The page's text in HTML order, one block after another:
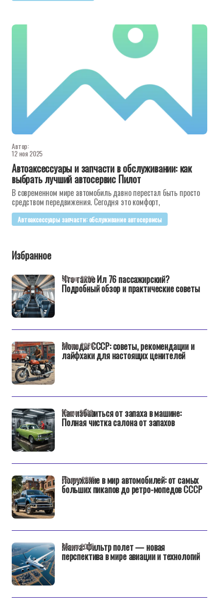
Автор:
12 ноя 2025
Автоаксессуары и запчасти в обслуживании: как
выбрать лучший автосервис Пилот
В современном мире автомобиль давно перестал быть просто
средством передвижения. Сегодня это комфорт,
Автоаксессуары запчасти: обслуживание автосервисы
Избранное
Что такое Ил 76 пассажирский?
Подробный обзор и практические советы
30 янв 2026
Мопеды СССР: советы, рекомендации и
лайфхаки для настоящих ценителей
30 янв 2026
Как избавиться от запаха в машине:
Полная чистка салона от запахов
16 янв 2026
Погружение в мир автомобилей: от самых
больших пикапов до ретро-мопедов СССР
29 дек 2025
Манта: Фильтр полет — новая
перспектива в мире авиации и технологий
25 ноя 2025